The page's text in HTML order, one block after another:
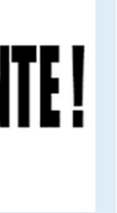
de Maipu.